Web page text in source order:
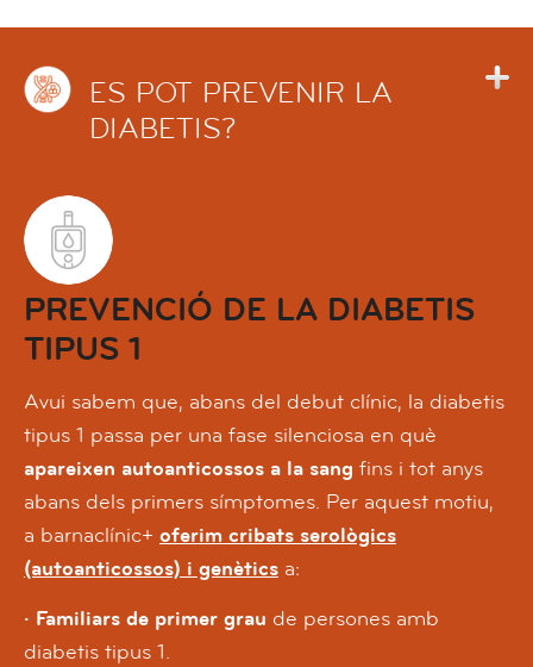
ES POT PREVENIR LA
DIABETIS?
PREVENCIÓ DE LA DIABETIS
TIPUS 1
Avui sabem que, abans del debut clínic, la diabetis
tipus 1 passa per una fase silenciosa en què
apareixen autoanticossos a la sang fins i tot anys
abans dels primers símptomes. Per aquest motiu,
a barnaclínic+ oferim cribats serològics
(autoanticossos) i genètics a:
· Familiars de primer grau de persones amb
diabetis tipus 1.